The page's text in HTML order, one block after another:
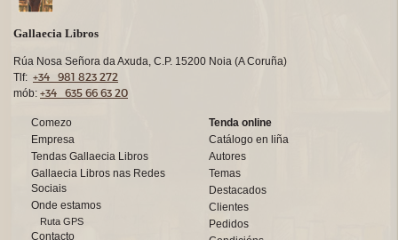
Gallaecia Libros
Rúa Nosa Señora da Axuda, C.P. 15200 Noia (A Coruña)
Tlf: +34 981 823 272
mób: +34 635 66 63 20
Comezo
Empresa
Tendas Gallaecia Libros
Gallaecia Libros nas Redes
Sociais
Onde estamos
Ruta GPS
Contacto
Tenda online
Catálogo en liña
Autores
Temas
Destacados
Clientes
Pedidos